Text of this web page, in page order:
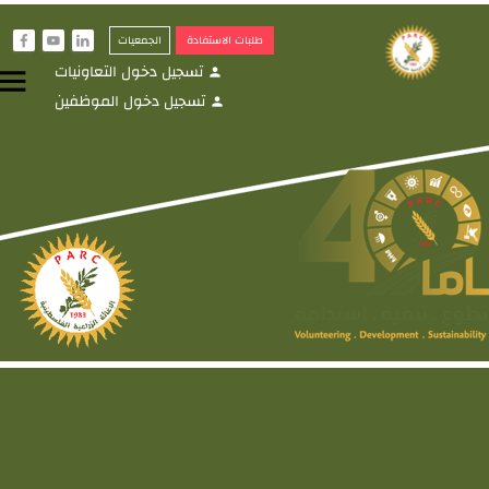
طلبات الاستفادة الجمعيات i
y
f
person تسجيل دخول التعاونيات
person تسجيل دخول الموظفين